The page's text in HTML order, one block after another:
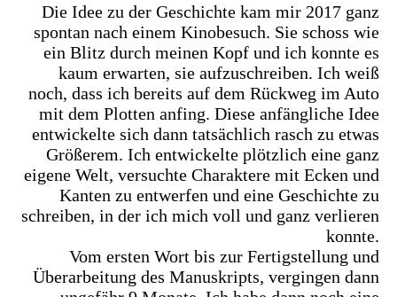
Die Idee zu der Geschichte kam mir 2017 ganz
spontan nach einem Kinobesuch. Sie schoss wie
ein Blitz durch meinen Kopf und ich konnte es
kaum erwarten, sie aufzuschreiben. Ich weiß
noch, dass ich bereits auf dem Rückweg im Auto
mit dem Plotten anfing. Diese anfängliche Idee
entwickelte sich dann tatsächlich rasch zu etwas
Größerem. Ich entwickelte plötzlich eine ganz
eigene Welt, versuchte Charaktere mit Ecken und
Kanten zu entwerfen und eine Geschichte zu
schreiben, in der ich mich voll und ganz verlieren
konnte.
Vom ersten Wort bis zur Fertigstellung und
Überarbeitung des Manuskripts, vergingen dann